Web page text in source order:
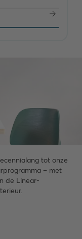
tot onze
– met
de Linear-